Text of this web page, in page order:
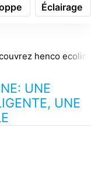
Éclairage
henco
UNE
UNE